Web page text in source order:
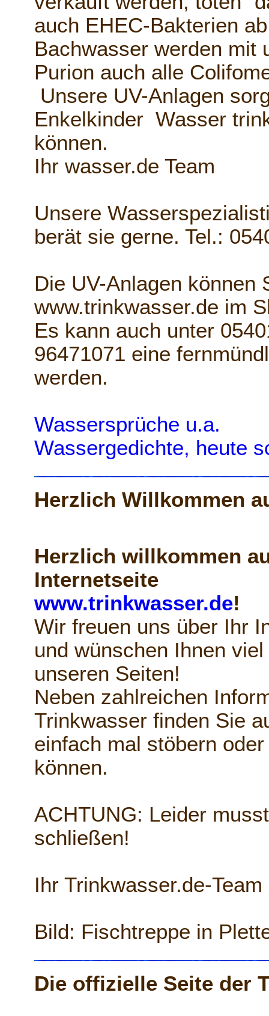
auch EHEC-Bakterien
Bachwasser werden mit
Purion auch alle
Unsere UV-Anlagen
Enkelkinder Wasser
können.
Ihr wasser.de Team
Unsere
berät sie gerne. Tel.:
Die UV-Anlagen können
www.trinkwasser.de im
Es kann auch unter
96471071 eine
werden.
Wassersprüche u.a.
Wassergedichte, heute
Herzlich Willkommen
Herzlich willkommen
Internetseite
www.trinkwasser.de!
Wir freuen uns über Ihr
und wünschen Ihnen
unseren Seiten!
Neben zahlreichen
Trinkwasser finden Sie
einfach mal stöbern
können.
ACHTUNG: Leider
schließen!
Ihr Trinkwasser.de-Team
Bild: Fischtreppe in
Die offizielle Seite der